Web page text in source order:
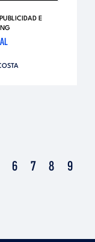
E
Página
6 Página
7 Página
8 Página
9